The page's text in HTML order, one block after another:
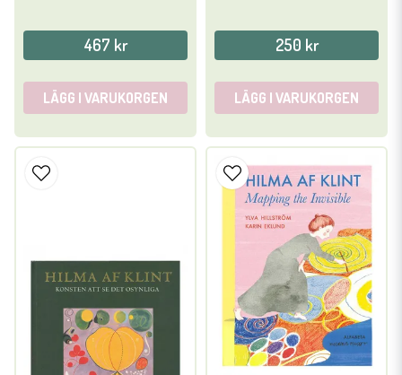
467 kr
LÄGG I VARUKORGEN
250 kr
LÄGG I VARUKORGEN